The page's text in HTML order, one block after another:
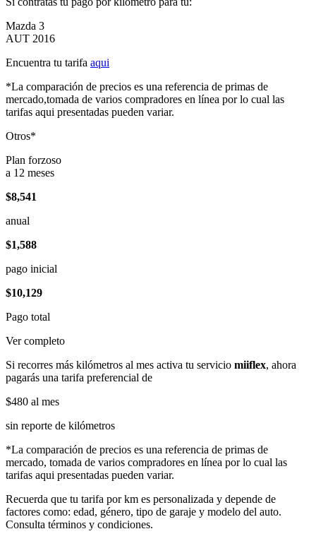
Mazda 3
AUT 2016
Encuentra tu tarifa aqui
*La comparación de precios es una referencia de primas de
mercado,tomada de varios compradores en línea por lo cual las
tarifas aqui presentadas pueden variar.
Otros*
Plan forzoso
a 12 meses
$8,541
anual
$1,588
pago inicial
$10,129
Pago total
Ver completo
Si recorres más kilómetros al mes activa tu servicio miiflex, ahora
pagarás una tarifa preferencial de
$480 al mes
sin reporte de kilómetros
*La comparación de precios es una referencia de primas de
mercado, tomada de varios compradores en línea por lo cual las
tarifas aqui presentadas pueden variar.
Recuerda que tu tarifa por km es personalizada y depende de
factores como: edad, género, tipo de garaje y modelo del auto.
Consulta términos y condiciones.